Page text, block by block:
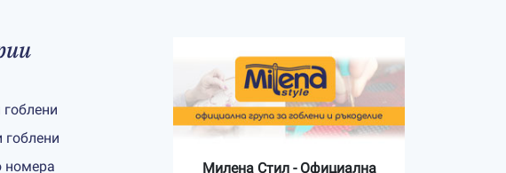
номера
Милена Стил - Официална